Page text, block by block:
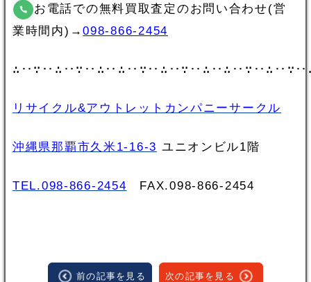
お電話での無料買取査定のお問い合わせ(営
業時間内)→098-866-2454
リサイクル&アウトレットカンパニーサークル
沖縄県那覇市久米1-16-3 ユニオンビル1階
TEL.098-866-2454 FAX.098‐866‐2454
前の記事を見る 次の記事を見る